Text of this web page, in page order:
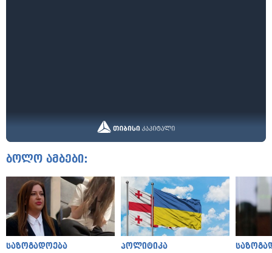
ბოლო ამბები:
საზოგადოება პოლიტიკა